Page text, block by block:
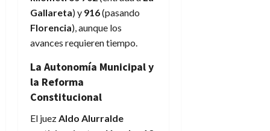
Gallareta) y 916(pasando
Florencia), aunque los
avances requieren tiempo.
La Autonomía Municipal y
la Reforma
Constitucional
El juez Aldo Alurralde